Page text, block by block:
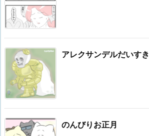
アレクサンデルだいすき
のんびりお正月